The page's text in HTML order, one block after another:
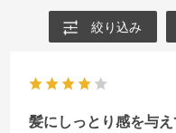
絞り込み
髪にしっとり感を与